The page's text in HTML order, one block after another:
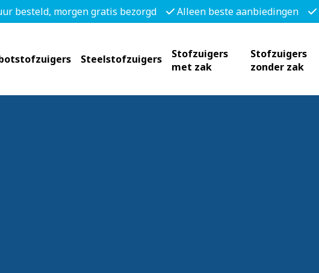
besteld, morgen gratis bezorgd Alleen beste aanbiedingen
Steelstofzuigers Stofzuigers
met zak
Stofzuigers
zonder zak